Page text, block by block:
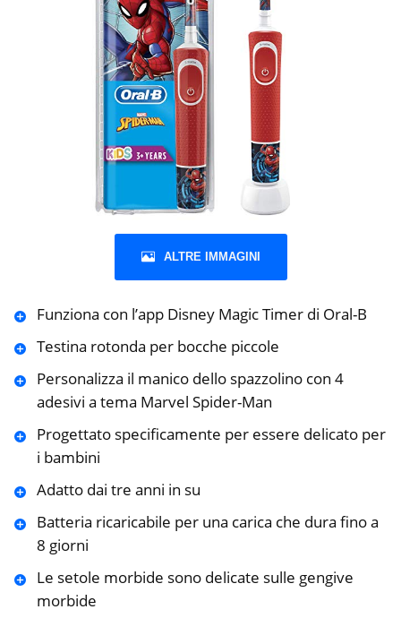
ALTRE IMMAGINI
Funziona con l’app Disney Magic Timer di Oral-B
Testina rotonda per bocche piccole
Personalizza il manico dello spazzolino con 4
adesivi a tema Marvel Spider-Man
Progettato specificamente per essere delicato per
i bambini
Adatto dai tre anni in su
Batteria ricaricabile per una carica che dura fino a
8 giorni
Le setole morbide sono delicate sulle gengive
morbide